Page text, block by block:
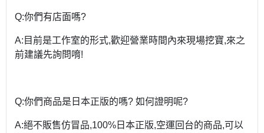
Q:你們有店面嗎?
A:目前是工作室的形式,歡迎營業時間內來現場挖寶,來之
前建議先詢問唷!
Q:你們商品是日本正版的嗎? 如何證明呢?
A:絕不販售仿冒品,100%日本正版,空運回台的商品,可以